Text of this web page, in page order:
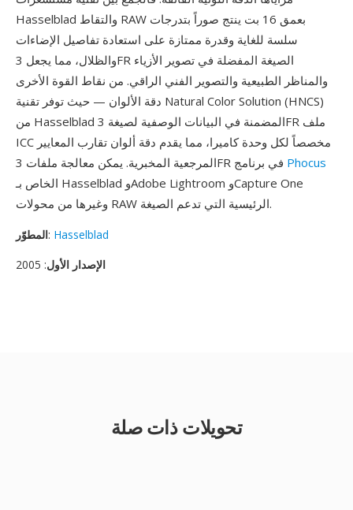
Hasselblad والتقاط RAW بعمق 16 بت ينتج صوراً بتدرجات
سلسة للغاية وقدرة ممتازة على استعادة تفاصيل الإضاءات
والظلال، مما يجعل 3FR الصيغة المفضلة في تصوير الأزياء
والمناظر الطبيعية والتصوير الفني الراقي. من نقاط القوة الأخرى
دقة الألوان — حيث توفر تقنية Natural Color Solution (HNCS)
من Hasselblad المضمنة في البيانات الوصفية لصيغة 3FR ملف
ICC مخصصاً لكل وحدة كاميرا، مما يقدم دقة ألوان تقارب المعايير
Phocus
الخاص بـ Hasselblad وAdobe Lightroom وCapture One
وغيرها من محولات RAW الرئيسية التي تدعم الصيغة.
المطوّر: Hasselblad
الإصدار الأول: 2005
تحويلات ذات صلة